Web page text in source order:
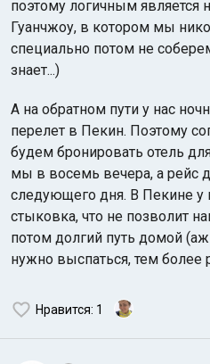
поэтому логичным является
Гуанчжоу, в котором мы
специально потом не
знает...)
А на обратном пути у нас
перелет в Пекин. Поэтому
будем бронировать отель
мы в восемь вечера, а рейс
следующего дня. В Пекине у
стыковка, что не позволит
потом долгий путь домой
нужно выспаться, тем более
Нравится: 1